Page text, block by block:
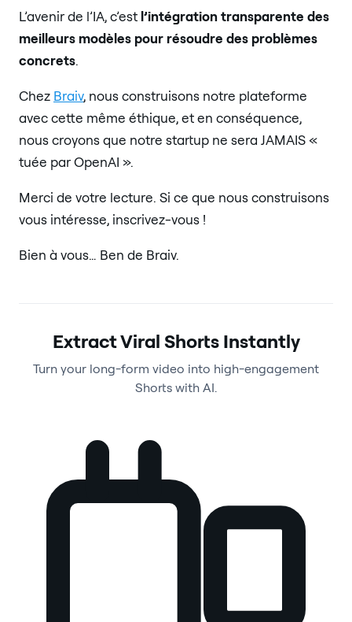
L’avenir de l’IA, c’est l’intégration transparente des
meilleurs modèles pour résoudre des problèmes
concrets.
Chez Braiv, nous construisons notre plateforme
avec cette même éthique, et en conséquence,
nous croyons que notre startup ne sera JAMAIS «
tuée par OpenAI ».
Merci de votre lecture. Si ce que nous construisons
vous intéresse, inscrivez-vous !
Bien à vous… Ben de Braiv.
Extract Viral Shorts Instantly
Turn your long-form video into high-engagement
Shorts with AI.